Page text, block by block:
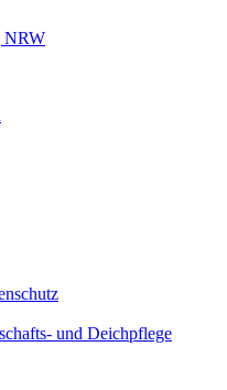
und Deichpflege